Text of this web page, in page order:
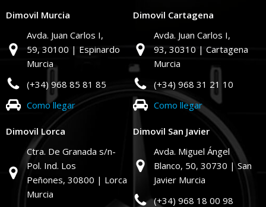
Dimovil Murcia
Avda. Juan Carlos I,
59, 30100 | Espinardo
Murcia
(+34) 968 85 81 85
Como llegar
Dimovil Cartagena
Avda. Juan Carlos I,
93, 30310 | Cartagena
Murcia
(+34) 968 31 21 10
Como llegar
Dimovil Lorca
Ctra. De Granada s/n-
Pol. Ind. Los
Peñones, 30800 | Lorca
Murcia
Dimovil San Javier
Avda. Miguel Ángel
Blanco, 50, 30730 | San
Javier Murcia
(+34) 968 18 00 98